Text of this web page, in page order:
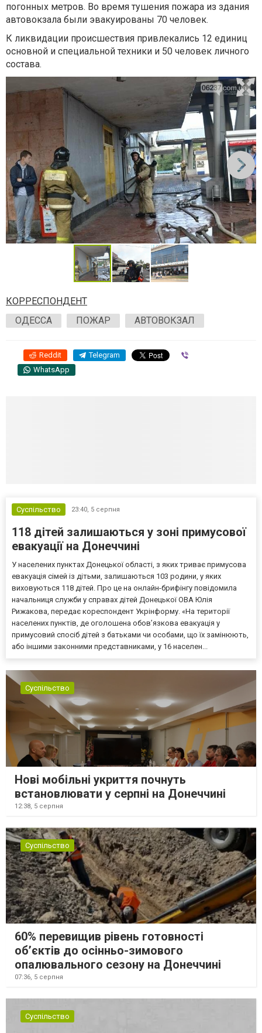
погонных метров. Во время тушения пожара из здания
автовокзала были эвакуированы 70 человек.
К ликвидации происшествия привлекались 12 единиц
основной и специальной техники и 50 человек личного
состава.
КОРРЕСПОНДЕНТ
ОДЕССА
ПОЖАР АВТОВОКЗАЛ
Reddit Telegram
WhatsApp
Суспільство 23:40, 5 серпня
118 дітей залишаються у зоні примусової
евакуації на Донеччині
У населених пунктах Донецької області, з яких триває примусова
евакуація сімей із дітьми, залишаються 103 родини, у яких
виховуються 118 дітей. Про це на онлайн-брифінгу повідомила
начальниця служби у справах дітей Донецької ОВА Юлія
Рижакова, передає кореспондент Укрінформу. «На території
населених пунктів, де оголошена обов’язкова евакуація у
примусовий спосіб дітей з батьками чи особами, що їх замінюють,
або іншими законними представниками, у 16 населен...
Суспільство
Нові мобільні укриття почнуть
встановлювати у серпні на Донеччині
12:38, 5 серпня
Суспільство
60% перевищив рівень готовності
об’єктів до осінньо-зимового
опалювального сезону на Донеччині
07:36, 5 серпня
Суспільство